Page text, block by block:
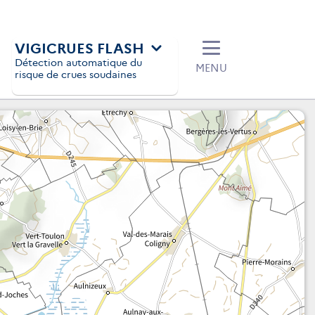
VIGICRUES FLASH
Détection automatique du
risque de crues soudaines
MENU